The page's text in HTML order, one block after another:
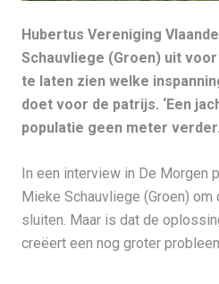
Hubertus Vereniging
Schauvliege (Groen) uit
te laten zien welke
doet voor de patrijs. ‘Een
populatie geen meter
In een interview in De Morgen
Mieke Schauvliege (Groen)
sluiten. Maar is dat de
creëert een nog groter